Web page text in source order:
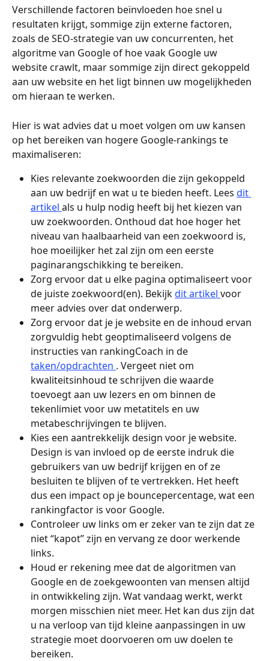
Verschillende factoren beïnvloeden hoe snel u
resultaten krijgt, sommige zijn externe factoren,
zoals de SEO-strategie van uw concurrenten, het
algoritme van Google of hoe vaak Google uw
website crawlt, maar sommige zijn direct gekoppeld
aan uw website en het ligt binnen uw mogelijkheden
om hieraan te werken.
Hier is wat advies dat u moet volgen om uw kansen
op het bereiken van hogere Google-rankings te
maximaliseren:
Kies relevante zoekwoorden die zijn gekoppeld
aan uw bedrijf en wat u te bieden heeft. Lees dit
artikel als u hulp nodig heeft bij het kiezen van
uw zoekwoorden. Onthoud dat hoe hoger het
niveau van haalbaarheid van een zoekwoord is,
hoe moeilijker het zal zijn om een eerste
paginarangschikking te bereiken.
Zorg ervoor dat u elke pagina optimaliseert voor
de juiste zoekwoord(en). Bekijk dit artikel voor
meer advies over dat onderwerp.
Zorg ervoor dat je je website en de inhoud ervan
zorgvuldig hebt geoptimaliseerd volgens de
instructies van rankingCoach in de
taken/opdrachten . Vergeet niet om
kwaliteitsinhoud te schrijven die waarde
toevoegt aan uw lezers en om binnen de
tekenlimiet voor uw metatitels en uw
metabeschrijvingen te blijven.
Kies een aantrekkelijk design voor je website.
Design is van invloed op de eerste indruk die
gebruikers van uw bedrijf krijgen en of ze
besluiten te blijven of te vertrekken. Het heeft
dus een impact op je bouncepercentage, wat een
rankingfactor is voor Google.
Controleer uw links om er zeker van te zijn dat ze
niet “kapot” zijn en vervang ze door werkende
links.
Houd er rekening mee dat de algoritmen van
Google en de zoekgewoonten van mensen altijd
in ontwikkeling zijn. Wat vandaag werkt, werkt
morgen misschien niet meer. Het kan dus zijn dat
u na verloop van tijd kleine aanpassingen in uw
strategie moet doorvoeren om uw doelen te
bereiken.